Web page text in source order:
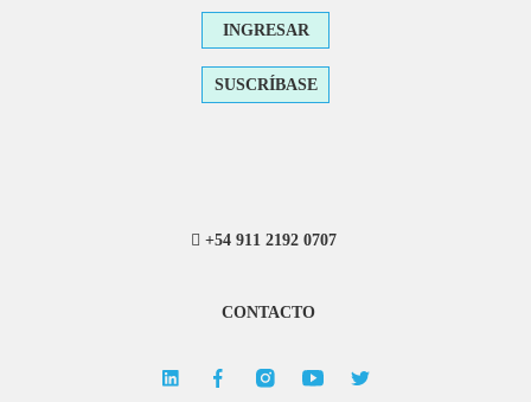
INGRESAR
SUSCRÍBASE
+54 911 2192 0707
CONTACTO